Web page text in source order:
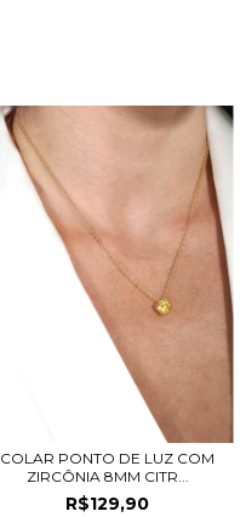
COLAR PONTO DE LUZ COM
ZIRCÔNIA 8MM CITR...
R$129,90